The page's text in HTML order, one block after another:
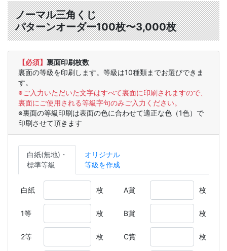
ノーマル三角くじ
パターンオーダー100枚〜3,000枚
【必須】 裏面印刷枚数
裏面の等級を印刷します。等級は10種類までお選びできま
す。
※ご入力いただいた文字はすべて裏面に印刷されますので、
裏面にご使用される等級字句のみご入力ください。
※裏面の等級印刷は表面の色に合わせて適正な色（1色）で
印刷させて頂きます
白紙(無地)・
標準等級
オリジナル
等級を作成
白紙 枚
1等 枚
2等 枚
A賞 枚
B賞 枚
C賞 枚